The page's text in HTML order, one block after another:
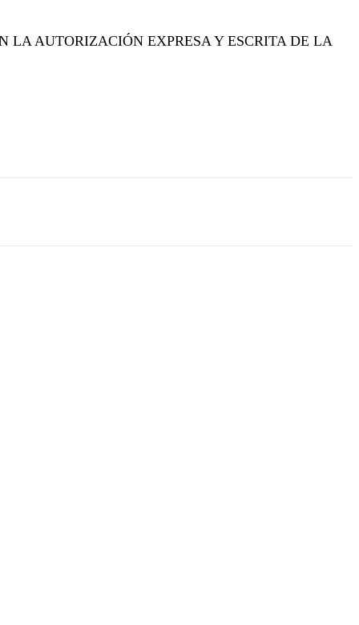
LA AUTORIZACIÓN EXPRESA Y ESCRITA DE LA